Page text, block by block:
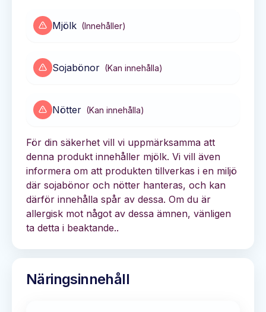
Mjölk (Innehåller)
Sojabönor (Kan innehålla)
Nötter (Kan innehålla)
För din säkerhet vill vi uppmärksamma att
denna produkt innehåller mjölk. Vi vill även
informera om att produkten tillverkas i en miljö
där sojabönor och nötter hanteras, och kan
därför innehålla spår av dessa. Om du är
allergisk mot något av dessa ämnen, vänligen
ta detta i beaktande..
Näringsinnehåll